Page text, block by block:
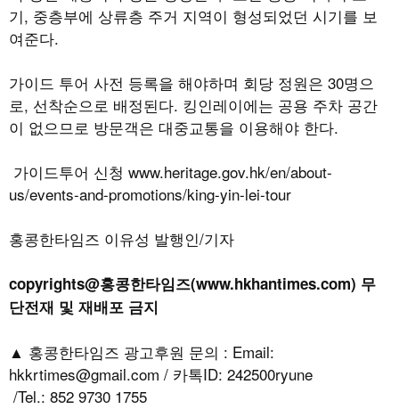
기, 중층부에 상류층 주거 지역이 형성되었던 시기를 보
여준다.
가이드 투어 사전 등록을 해야하며 회당 정원은 30명으
로, 선착순으로 배정된다. 킹인레이에는 공용 주차 공간
이 없으므로 방문객은 대중교통을 이용해야 한다.
가이드투어 신청 www.heritage.gov.hk/en/about-
us/events-and-promotions/king-yin-lei-tour
홍콩한타임즈 이유성 발행인/기자
copyrights@홍콩한타임즈(www.hkhantimes.com) 무
단전재 및 재배포 금지
▲ 홍콩한타임즈 광고후원 문의 : Email:
hkkrtimes@gmail.com / 카톡ID: 242500ryune
/Tel.: 852 9730 1755